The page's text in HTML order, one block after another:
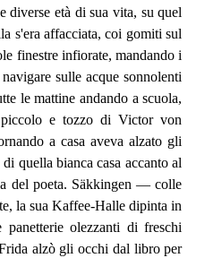
diverse età di sua vita, su quel
s'era affacciata, coi gomiti sul
finestre infiorate, mandando i
sulle acque sonnolenti
le mattine andando a scuola,
e tozzo di Victor von
a casa aveva alzato gli
quella bianca casa accanto al
del poeta. Säkkingen — colle
la sua Kaffee-Halle dipinta in
panetterie olezzanti di freschi
alzò gli occhi dal libro per